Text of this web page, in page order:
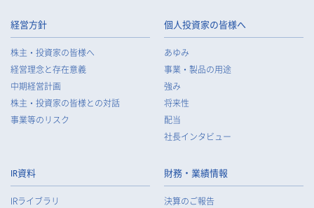
経営方針
株主・投資家の皆様へ
経営理念と存在意義
中期経営計画
株主・投資家の皆様との対話
事業等のリスク
個人投資家の皆様へ
あゆみ
事業・製品の用途
強み
将来性
配当
社長インタビュー
IR資料
IRライブラリ
財務・業績情報
決算のご報告